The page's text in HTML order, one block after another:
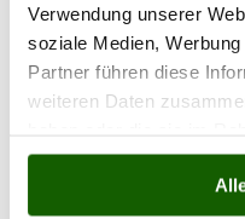
Verwendung unserer
soziale Medien,
Partner führen diese
weiteren Daten
gesammelt haben.
sind und von
Grundsätzlich sollten
Senioren-WG die
Einrichtung,